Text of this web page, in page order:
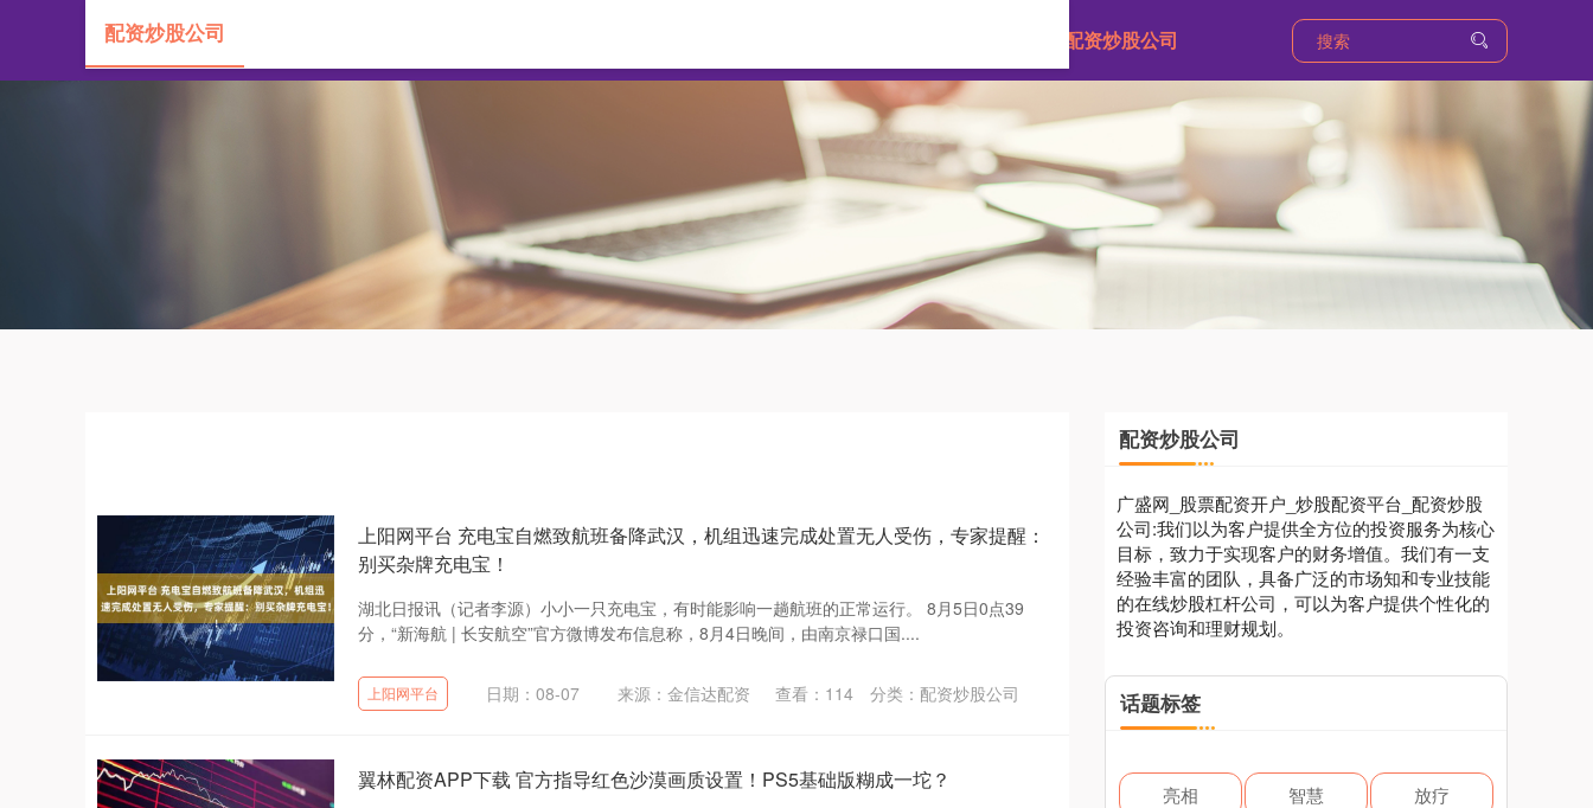
配资炒股公司
配资炒股公司
上阳网平台 充电宝自燃致航班备降武汉，机组迅速完成处置无人受伤，专家提醒：
别买杂牌充电宝！
湖北日报讯（记者李源）小小一只充电宝，有时能影响一趟航班的正常运行。 8月5日0点39
分，“新海航 | 长安航空”官方微博发布信息称，8月4日晚间，由南京禄口国....
上阳网平台 日期：08-07 来源：金信达配资 查看： 114 分类：配资炒股公司
翼林配资APP下载 官方指导红色沙漠画质设置！PS5基础版糊成一坨？
配资炒股公司
广盛网_股票配资开户_炒股配资平台_配资炒股
公司:我们以为客户提供全方位的投资服务为核心
目标，致力于实现客户的财务增值。我们有一支
经验丰富的团队，具备广泛的市场知和专业技能
的在线炒股杠杆公司，可以为客户提供个性化的
投资咨询和理财规划。
话题标签
亮相 智慧 放疗